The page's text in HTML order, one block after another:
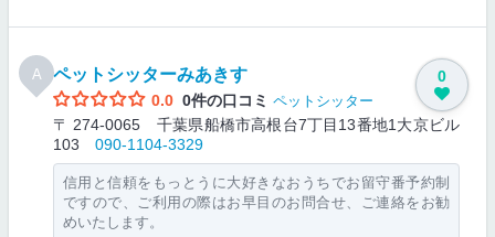
A ペットシッターみあきす
0.0 0件の口コミ ペットシッター
〒 274-0065 千葉県船橋市高根台7丁目13番地1大京ビル
103 090-1104-3329
信用と信頼をもっとうに大好きなおうちでお留守番予約制
ですので、ご利用の際はお早目のお問合せ、ご連絡をお勧
めいたします。
0